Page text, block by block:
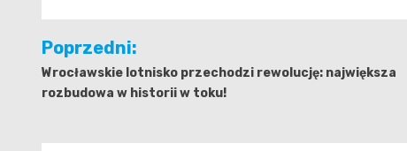
Nawigacja
wpisu
Poprzedni:
Wrocławskie lotnisko przechodzi rewolucję: największa
rozbudowa w historii w toku!